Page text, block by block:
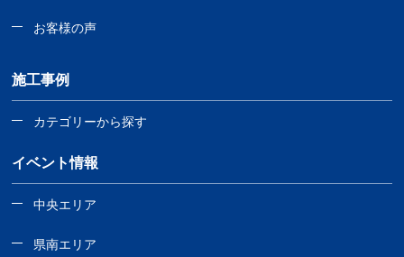
お客様の声
施工事例
カテゴリーから探す
イベント情報
中央エリア
県南エリア